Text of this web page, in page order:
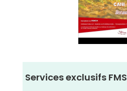
Services exclusifs FMS